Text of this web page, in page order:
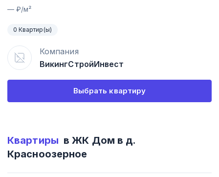
—₽/м²
0 Квартир(ы)
Компания
ВикингСтройИнвест
Выбрать квартиру
Квартиры в ЖК Дом в д.
Красноозерное